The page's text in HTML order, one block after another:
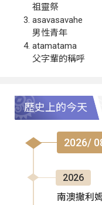
祖靈祭
asavasavahe
男性青年
atamatama
父字輩的稱呼
歷史上的今天
2026/
2026
南澳撒利